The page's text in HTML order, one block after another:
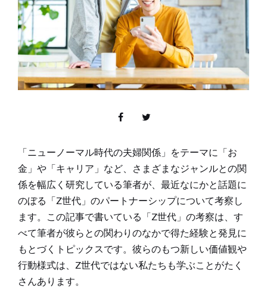
「ニューノーマル時代の夫婦関係」をテーマに「お
金」や「キャリア」など、さまざまなジャンルとの関
係を幅広く研究している筆者が、最近なにかと話題に
のぼる「Z世代」のパートナーシップについて考察し
ます。この記事で書いている「Z世代」の考察は、す
べて筆者が彼らとの関わりのなかで得た経験と発見に
もとづくトピックスです。彼らのもつ新しい価値観や
行動様式は、Z世代ではない私たちも学ぶことがたく
さんあります。